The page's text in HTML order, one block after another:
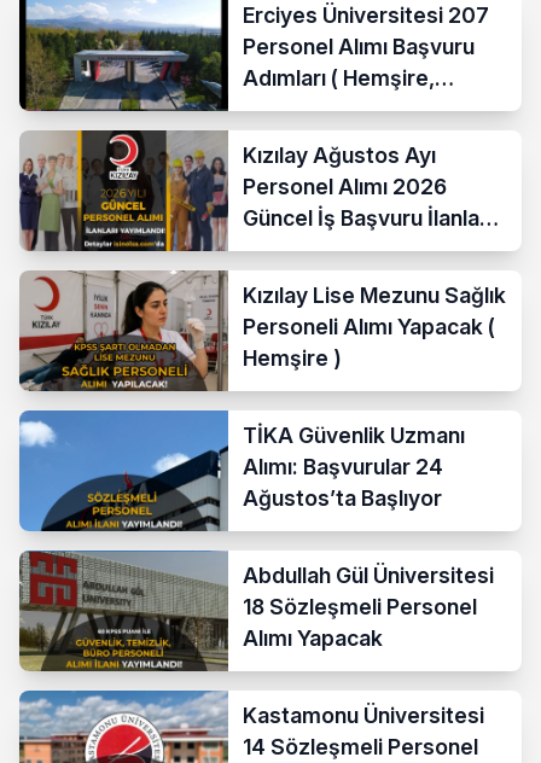
Erciyes Üniversitesi 207
Personel Alımı Başvuru
Adımları ( Hemşire,
Temizlik Personeli )
Kızılay Ağustos Ayı
Personel Alımı 2026
Güncel İş Başvuru İlanları
Yayımladı!
Kızılay Lise Mezunu Sağlık
Personeli Alımı Yapacak (
Hemşire )
TİKA Güvenlik Uzmanı
Alımı: Başvurular 24
Ağustos’ta Başlıyor
Abdullah Gül Üniversitesi
18 Sözleşmeli Personel
Alımı Yapacak
Kastamonu Üniversitesi
14 Sözleşmeli Personel